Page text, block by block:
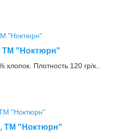
ТМ "Ноктюрн"
хлопок. Плотность 120 гр/к..
ТМ "Ноктюрн"